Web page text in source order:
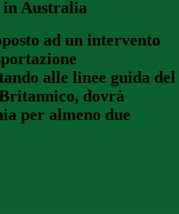
in Australia
ad un intervento
alle linee guida del
dovrà
per almeno due